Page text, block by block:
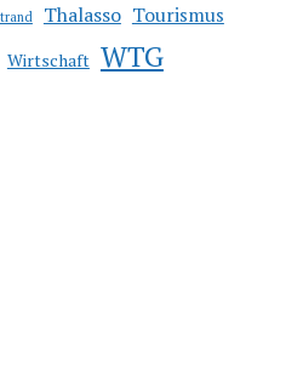
Thalasso Tourismus
Wirtschaft WTG